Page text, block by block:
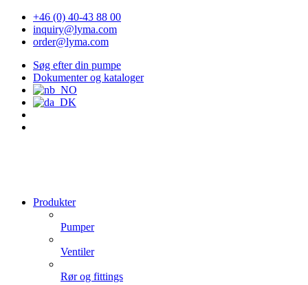
+46 (0) 40-43 88 00
inquiry@lyma.com
order@lyma.com
Søg efter din pumpe
Dokumenter og kataloger
Produkter
Pumper
Ventiler
Rør og fittings